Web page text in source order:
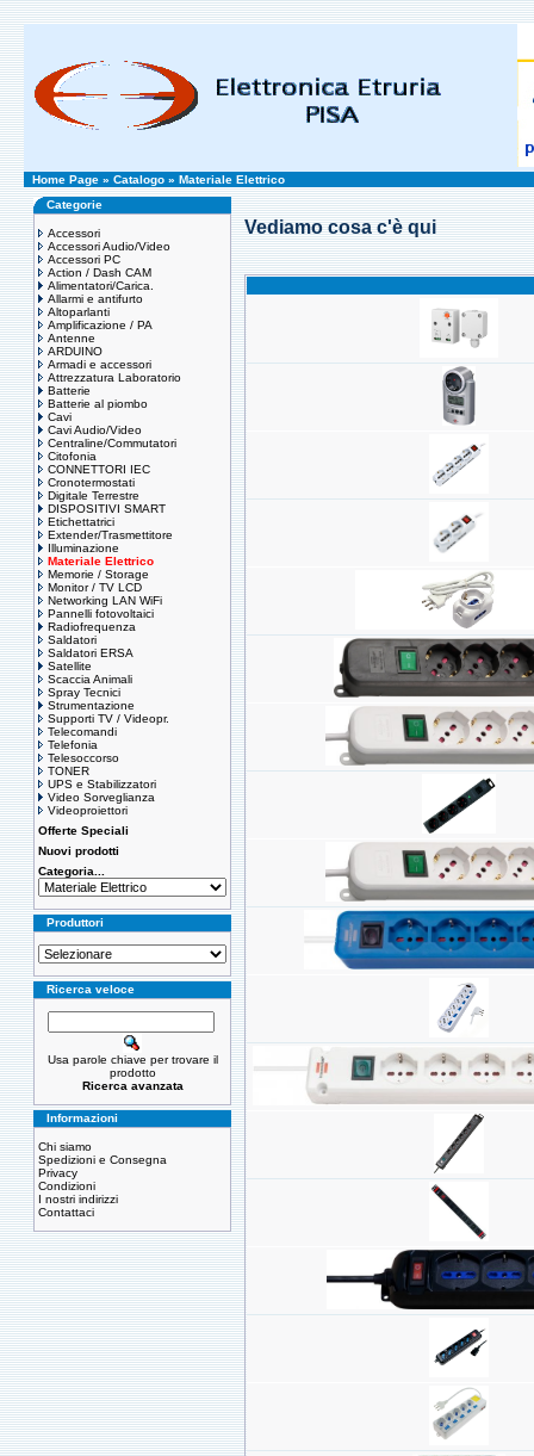
Home Page » Catalogo » Materiale Elettrico
Categorie
Accessori
Accessori Audio/Video
Accessori PC
Action / Dash CAM
Alimentatori/Carica.
Allarmi e antifurto
Altoparlanti
Amplificazione / PA
Antenne
ARDUINO
Armadi e accessori
Attrezzatura Laboratorio
Batterie
Batterie al piombo
Cavi
Cavi Audio/Video
Centraline/Commutatori
Citofonia
CONNETTORI IEC
Cronotermostati
Digitale Terrestre
DISPOSITIVI SMART
Etichettatrici
Extender/Trasmettitore
Illuminazione
Materiale Elettrico
Memorie / Storage
Monitor / TV LCD
Networking LAN WiFi
Pannelli fotovoltaici
Radiofrequenza
Saldatori
Saldatori ERSA
Satellite
Scaccia Animali
Spray Tecnici
Strumentazione
Supporti TV / Videopr.
Telecomandi
Telefonia
Telesoccorso
TONER
UPS e Stabilizzatori
Video Sorveglianza
Videoproiettori
Offerte Speciali
Nuovi prodotti
Categoria...
Produttori
Ricerca veloce
Usa parole chiave per trovare il
prodotto
Ricerca avanzata
Informazioni
Chi siamo
Spedizioni e Consegna
Privacy
Condizioni
I nostri indirizzi
Contattaci
Vediamo cosa c'è qui